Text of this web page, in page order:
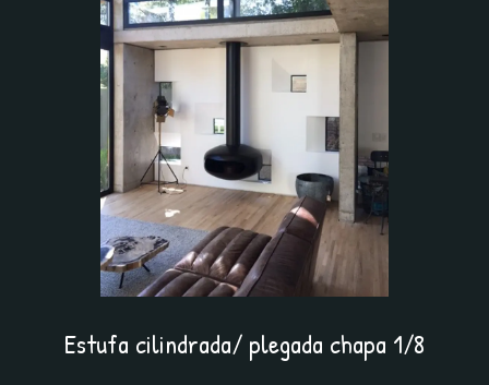
Estufa cilindrada/ plegada chapa 1/8